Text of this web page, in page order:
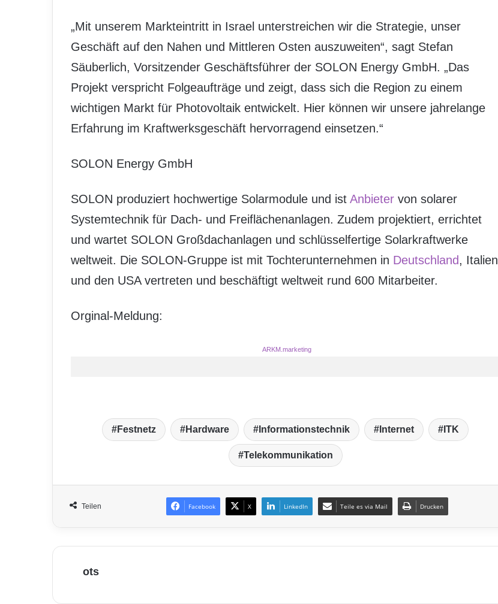
„Mit unserem Markteintritt in Israel unterstreichen wir die Strategie, unser
Geschäft auf den Nahen und Mittleren Osten auszuweiten“, sagt Stefan
Säuberlich, Vorsitzender Geschäftsführer der SOLON Energy GmbH. „Das
Projekt verspricht Folgeaufträge und zeigt, dass sich die Region zu einem
wichtigen Markt für Photovoltaik entwickelt. Hier können wir unsere jahrelange
Erfahrung im Kraftwerksgeschäft hervorragend einsetzen.“
SOLON Energy GmbH
SOLON produziert hochwertige Solarmodule und ist Anbieter von solarer
Systemtechnik für Dach- und Freiflächenanlagen. Zudem projektiert, errichtet
und wartet SOLON Großdachanlagen und schlüsselfertige Solarkraftwerke
weltweit. Die SOLON-Gruppe ist mit Tochterunternehmen in Deutschland, Italien
und den USA vertreten und beschäftigt weltweit rund 600 Mitarbeiter.
Orginal-Meldung:
ARKM.marketing
Festnetz Hardware Informationstechnik Internet ITK
Telekommunikation
Teilen Facebook X LinkedIn Teile es via Mail Drucken
ots